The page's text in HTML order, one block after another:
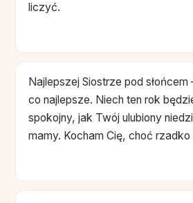
liczyć.
Najlepszej Siostrze pod
co najlepsze. Niech ten rok
spokojny, jak Twój ulubiony
mamy. Kocham Cię, choć